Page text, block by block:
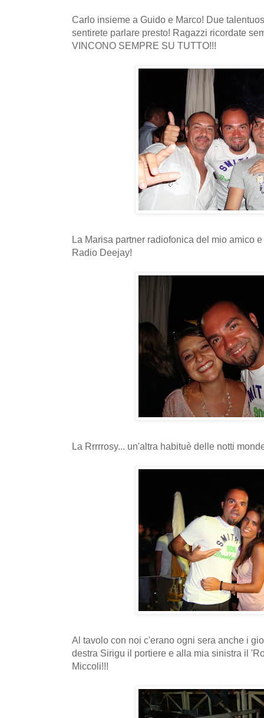
Carlo insieme a Guido e Marco! Due
sentirete parlare presto! Ragazzi ricordate
VINCONO SEMPRE SU TUTTO!!!
La Marisa partner radiofonica del mio amico
Radio Deejay!
La Rrrrrosy... un'altra habituè delle notti
Al tavolo con noi c'erano ogni sera anche i
destra Sirigu il portiere e alla mia sinistra il
Miccoli!!!